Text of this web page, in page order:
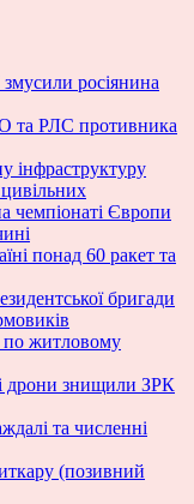
росіянина
та РЛС противника
інфраструктуру
чемпіонаті Європи
понад 60 ракет та
бригади
по житловому
дрони знищили ЗРК
та численні
(позивний